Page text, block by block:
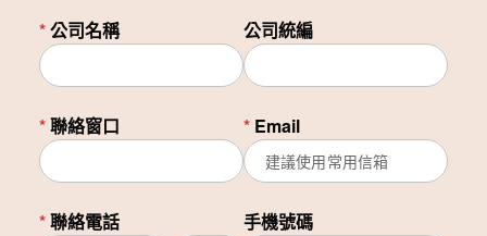
*公司名稱 公司統編
*聯絡窗口 * Email
*聯絡電話 手機號碼